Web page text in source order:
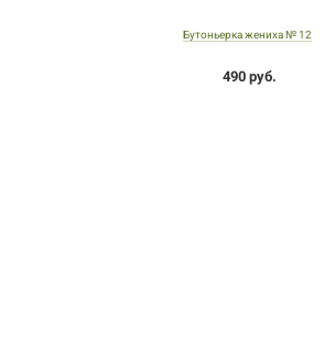
Бутоньерка жениха № 12
490 руб.